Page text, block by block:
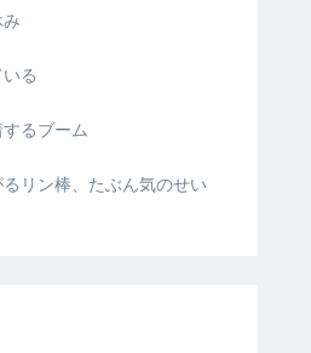
る
るブーム
リン棒、たぶん気のせい